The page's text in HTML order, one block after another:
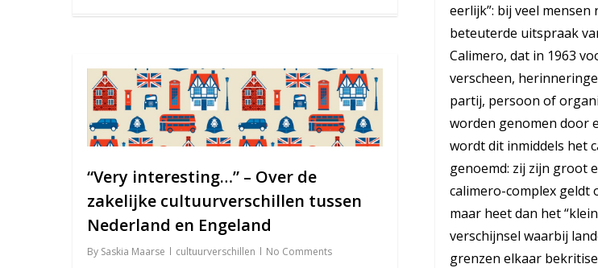
eerlijk”: bij veel
beteuterde uitspraak
Calimero, dat in 1963
verscheen,
partij, persoon of
worden genomen door
wordt dit inmiddels het
genoemd: zij zijn groot
calimero-complex geldt
maar heet dan het
verschijnsel waarbij
grenzen elkaar
“Very interesting…” – Over de
zakelijke cultuurverschillen tussen
Nederland en Engeland
By Saskia Maarse cultuurverschillen No Comments